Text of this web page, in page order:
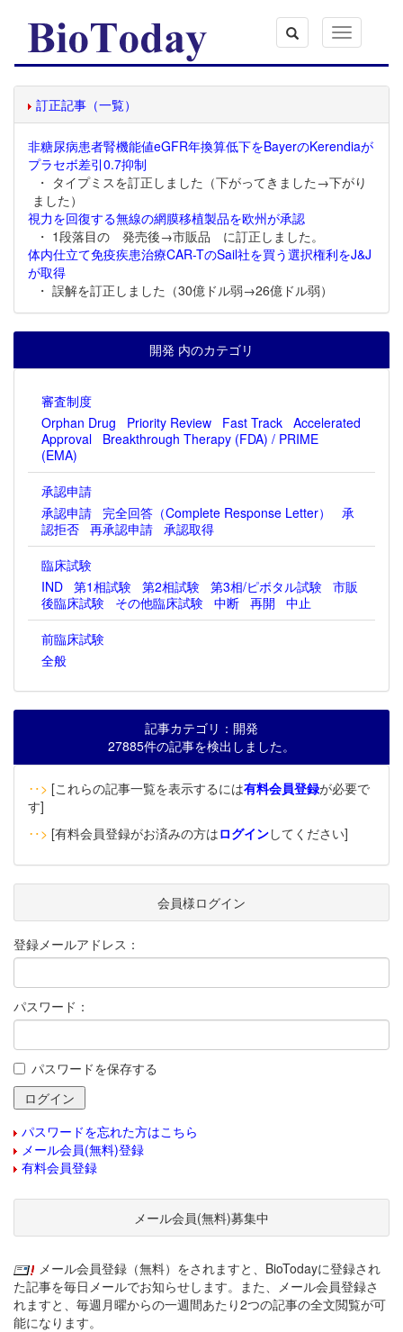
Toggle
navigation
訂正記事（一覧）
非糖尿病患者腎機能値eGFR年換算低下をBayerのKerendiaが
プラセボ差引0.7抑制
・ タイプミスを訂正しました（下がってきました→下がり
ました）
視力を回復する無線の網膜移植製品を欧州が承認
・ 1段落目の 発売後→市販品 に訂正しました。
体内仕立て免疫疾患治療CAR-TのSail社を買う選択権利をJ&J
が取得
・ 誤解を訂正しました（30億ドル弱→26億ドル弱）
開発 内のカテゴリ
審査制度
Orphan Drug
Priority Review Fast Track Accelerated
Approval
Breakthrough Therapy (FDA) / PRIME
(EMA)
承認申請
承認申請
完全回答（Complete Response Letter）
承
認拒否 再承認申請 承認取得
臨床試験
IND 第1相試験 第2相試験 第3相/ピボタル試験 市販
後臨床試験
その他臨床試験 中断 再開
中止
前臨床試験
全般
記事カテゴリ：開発
27885件の記事を検出しました。
‥> [これらの記事一覧を表示するには有料会員登録が必要で
す]
‥> [有料会員登録がお済みの方はログインしてください]
会員様ログイン
登録メールアドレス：
パスワード：
パスワードを保存する
パスワードを忘れた方はこちら
メール会員(無料)登録
有料会員登録
メール会員(無料)募集中
メール会員登録（無料）をされますと、BioTodayに登録され
た記事を毎日メールでお知らせします。また、メール会員登録さ
れますと、毎週月曜からの一週間あたり2つの記事の全文閲覧が可
能になります。